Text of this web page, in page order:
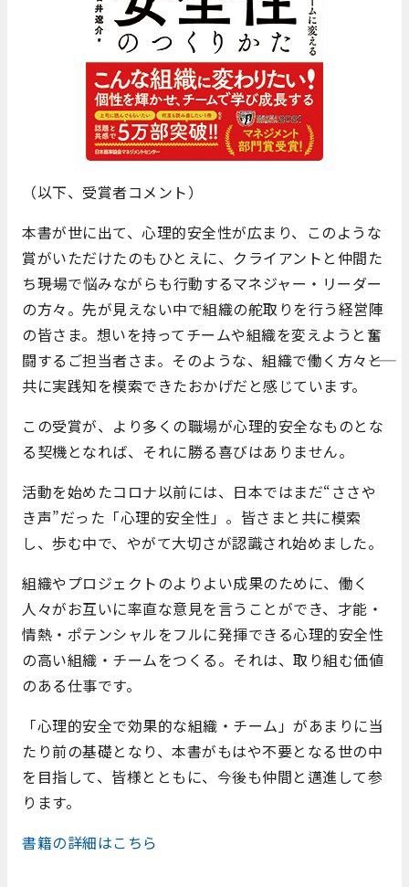
（以下、受賞者コメント）
本書が世に出て、心理的安全性が広まり、このような
賞がいただけたのもひとえに、クライアントと仲間た
ち――現場で悩みながらも行動するマネジャー・リーダー
の方々。先が見えない中で組織の舵取りを行う経営陣
の皆さま。想いを持ってチームや組織を変えようと奮
闘するご担当者さま。そのような、組織で働く方々――と
共に実践知を模索できたおかげだと感じています。
この受賞が、より多くの職場が心理的安全なものとな
る契機となれば、それに勝る喜びはありません。
活動を始めたコロナ以前には、日本ではまだ“ささや
き声”だった「心理的安全性」。皆さまと共に模索
し、歩む中で、やがて大切さが認識され始めました。
組織やプロジェクトのよりよい成果のために、働く
人々がお互いに率直な意見を言うことができ、才能・
情熱・ポテンシャルをフルに発揮できる心理的安全性
の高い組織・チームをつくる。それは、取り組む価値
のある仕事です。
「心理的安全で効果的な組織・チーム」があまりに当
たり前の基礎となり、本書がもはや不要となる世の中
を目指して、皆様とともに、今後も仲間と邁進して参
ります。
書籍の詳細はこちら